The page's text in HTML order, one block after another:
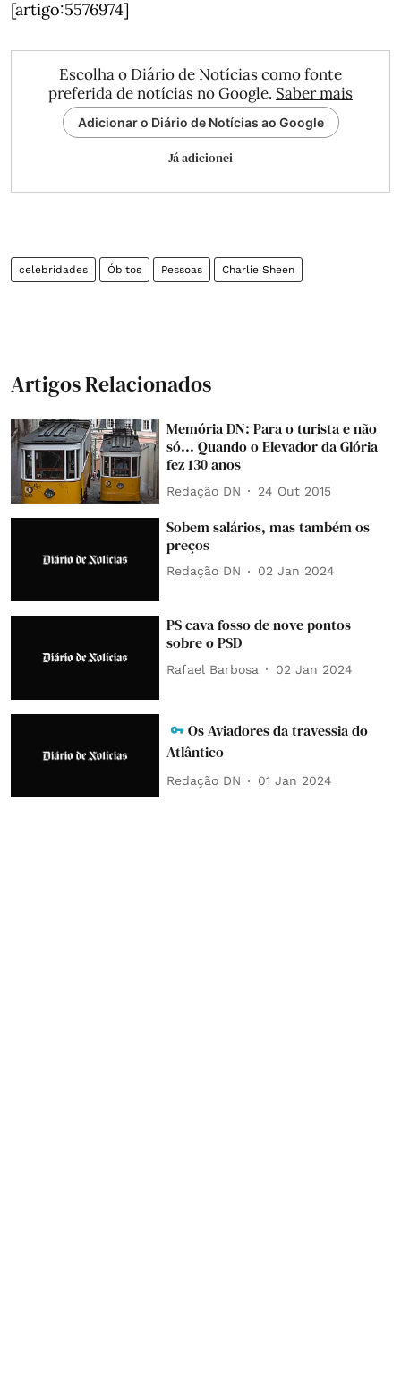
[artigo:5576974]
Escolha o Diário de Notícias como fonte
preferida de notícias no Google. Saber mais
Adicionar o Diário de Notícias ao Google
Já adicionei
celebridades Óbitos Pessoas Charlie Sheen
Artigos Relacionados
Memória DN: Para o turista e não
só... Quando o Elevador da Glória
fez 130 anos
Redação DN 24 Out 2015
Sobem salários, mas também os
preços
Redação DN 02 Jan 2024
PS cava fosso de nove pontos
sobre o PSD
Rafael Barbosa 02 Jan 2024
Os Aviadores da travessia do
Atlântico
Redação DN 01 Jan 2024